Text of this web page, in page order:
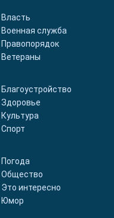
Власть
Военная служба
Правопорядок
Ветераны
Благоустройство
Здоровье
Культура
Спорт
Погода
Общество
Это интересно
Юмор